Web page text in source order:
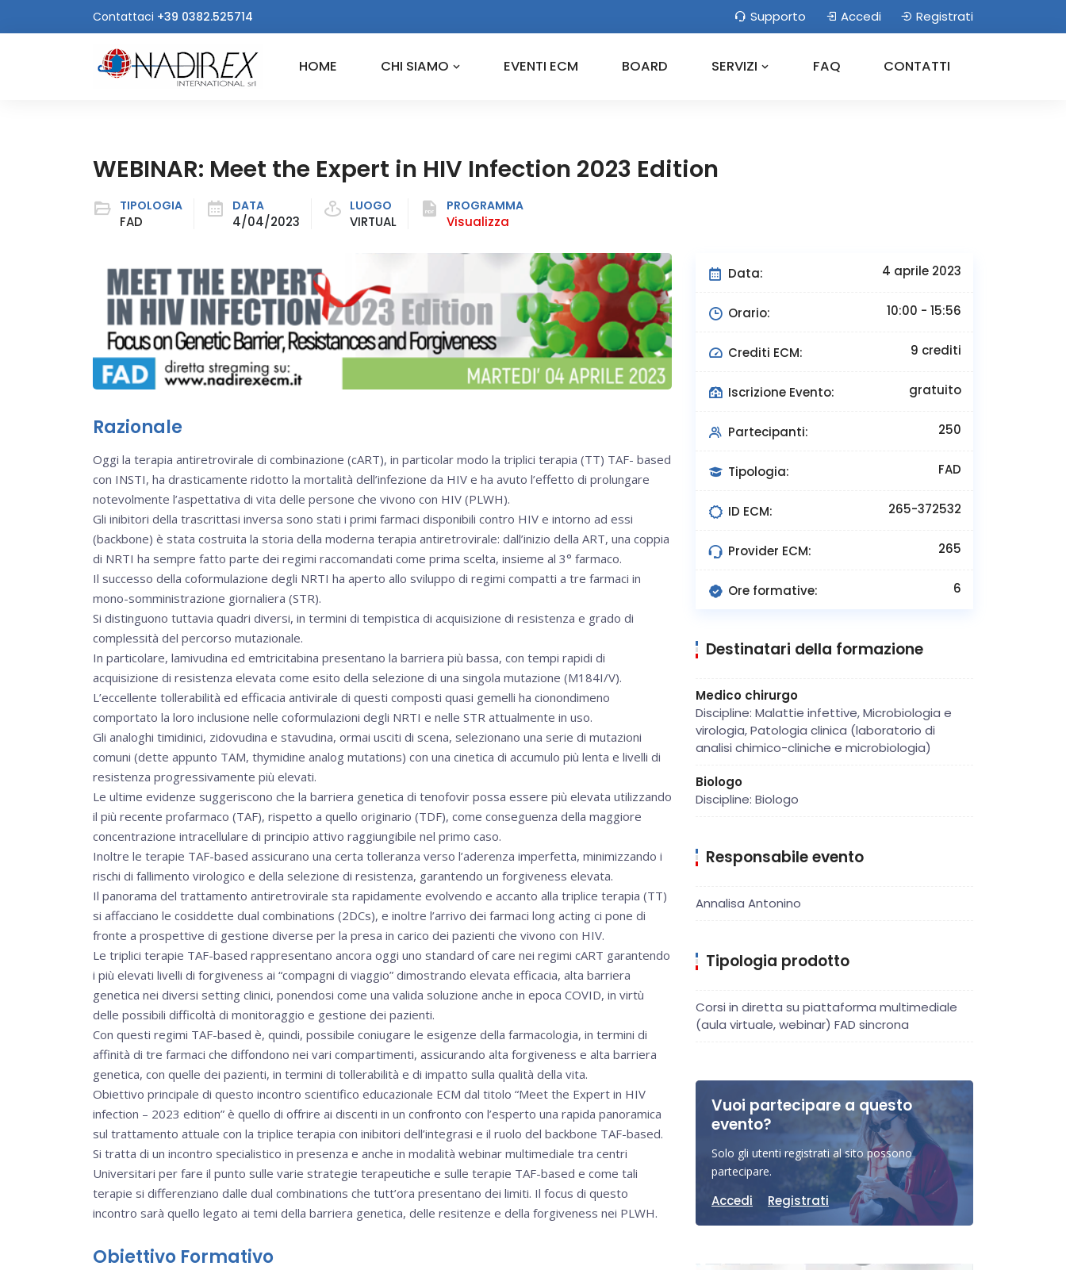
Contattaci +39 0382.525714 Supporto Accedi Registrati
HOME CHI SIAMO EVENTI ECM BOARD SERVIZI FAQ CONTATTI
WEBINAR: Meet the Expert in HIV Infection 2023 Edition
TIPOLOGIA
FAD
DATA
4/04/2023
LUOGO
VIRTUAL
PROGRAMMA
Visualizza
Razionale
Oggi la terapia antiretrovirale di combinazione (cART), in particolar modo la triplici terapia (TT) TAF- based
con INSTI, ha drasticamente ridotto la mortalità dell’infezione da HIV e ha avuto l’effetto di prolungare
notevolmente l’aspettativa di vita delle persone che vivono con HIV (PLWH).
Gli inibitori della trascrittasi inversa sono stati i primi farmaci disponibili contro HIV e intorno ad essi
(backbone) è stata costruita la storia della moderna terapia antiretrovirale: dall’inizio della ART, una coppia
di NRTI ha sempre fatto parte dei regimi raccomandati come prima scelta, insieme al 3° farmaco.
Il successo della coformulazione degli NRTI ha aperto allo sviluppo di regimi compatti a tre farmaci in
mono-somministrazione giornaliera (STR).
Si distinguono tuttavia quadri diversi, in termini di tempistica di acquisizione di resistenza e grado di
complessità del percorso mutazionale.
In particolare, lamivudina ed emtricitabina presentano la barriera più bassa, con tempi rapidi di
acquisizione di resistenza elevata come esito della selezione di una singola mutazione (M184I/V).
L’eccellente tollerabilità ed efficacia antivirale di questi composti quasi gemelli ha cionondimeno
comportato la loro inclusione nelle coformulazioni degli NRTI e nelle STR attualmente in uso.
Gli analoghi timidinici, zidovudina e stavudina, ormai usciti di scena, selezionano una serie di mutazioni
comuni (dette appunto TAM, thymidine analog mutations) con una cinetica di accumulo più lenta e livelli di
resistenza progressivamente più elevati.
Le ultime evidenze suggeriscono che la barriera genetica di tenofovir possa essere più elevata utilizzando
il più recente profarmaco (TAF), rispetto a quello originario (TDF), come conseguenza della maggiore
concentrazione intracellulare di principio attivo raggiungibile nel primo caso.
Inoltre le terapie TAF-based assicurano una certa tolleranza verso l’aderenza imperfetta, minimizzando i
rischi di fallimento virologico e della selezione di resistenza, garantendo un forgiveness elevata.
Il panorama del trattamento antiretrovirale sta rapidamente evolvendo e accanto alla triplice terapia (TT)
si affacciano le cosiddette dual combinations (2DCs), e inoltre l’arrivo dei farmaci long acting ci pone di
fronte a prospettive di gestione diverse per la presa in carico dei pazienti che vivono con HIV.
Le triplici terapie TAF-based rappresentano ancora oggi uno standard of care nei regimi cART garantendo
i più elevati livelli di forgiveness ai “compagni di viaggio” dimostrando elevata efficacia, alta barriera
genetica nei diversi setting clinici, ponendosi come una valida soluzione anche in epoca COVID, in virtù
delle possibili difficoltà di monitoraggio e gestione dei pazienti.
Con questi regimi TAF-based è, quindi, possibile coniugare le esigenze della farmacologia, in termini di
affinità di tre farmaci che diffondono nei vari compartimenti, assicurando alta forgiveness e alta barriera
genetica, con quelle dei pazienti, in termini di tollerabilità e di impatto sulla qualità della vita.
Obiettivo principale di questo incontro scientifico educazionale ECM dal titolo “Meet the Expert in HIV
infection – 2023 edition” è quello di offrire ai discenti in un confronto con l’esperto una rapida panoramica
sul trattamento attuale con la triplice terapia con inibitori dell’integrasi e il ruolo del backbone TAF-based.
Si tratta di un incontro specialistico in presenza e anche in modalità webinar multimediale tra centri
Universitari per fare il punto sulle varie strategie terapeutiche e sulle terapie TAF-based e come tali
terapie si differenziano dalle dual combinations che tutt’ora presentano dei limiti. Il focus di questo
incontro sarà quello legato ai temi della barriera genetica, delle resitenze e della forgiveness nei PLWH.
Obiettivo Formativo
Data: 4 aprile 2023
Orario: 10:00 - 15:56
Crediti ECM: 9 crediti
Iscrizione Evento: gratuito
Partecipanti: 250
Tipologia: FAD
ID ECM: 265-372532
Provider ECM: 265
Ore formative: 6
Destinatari della formazione
Medico chirurgo
Discipline: Malattie infettive, Microbiologia e
virologia, Patologia clinica (laboratorio di
analisi chimico-cliniche e microbiologia)
Biologo
Discipline: Biologo
Responsabile evento
Annalisa Antonino
Tipologia prodotto
Corsi in diretta su piattaforma multimediale
(aula virtuale, webinar) FAD sincrona
Vuoi partecipare a questo
evento?
Solo gli utenti registrati al sito possono
partecipare.
Accedi Registrati